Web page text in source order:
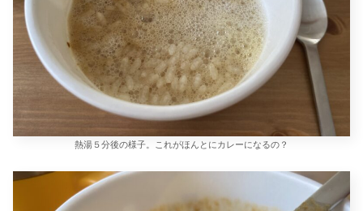
熱湯５分後の様子。これがほんとにカレーになるの？